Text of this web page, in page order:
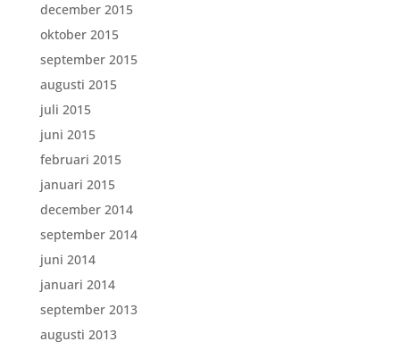
december 2015
oktober 2015
september 2015
augusti 2015
juli 2015
juni 2015
februari 2015
januari 2015
december 2014
september 2014
juni 2014
januari 2014
september 2013
augusti 2013